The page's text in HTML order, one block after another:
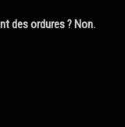
des ordures ? Non.